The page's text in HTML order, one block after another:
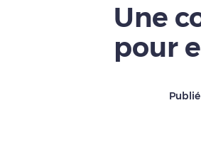
Une
pour